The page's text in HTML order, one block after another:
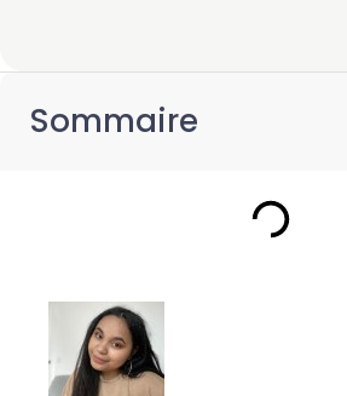
Sommaire